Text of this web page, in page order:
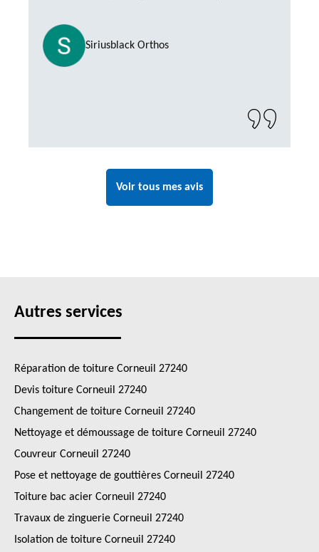
Siriusblack Orthos
Voir tous mes avis
Autres services
Réparation de toiture Corneuil 27240
Devis toiture Corneuil 27240
Changement de toiture Corneuil 27240
Nettoyage et démoussage de toiture Corneuil 27240
Couvreur Corneuil 27240
Pose et nettoyage de gouttières Corneuil 27240
Toiture bac acier Corneuil 27240
Travaux de zinguerie Corneuil 27240
Isolation de toiture Corneuil 27240